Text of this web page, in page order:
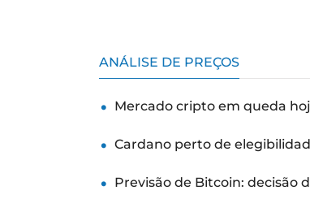
ANÁLISE DE PREÇOS
Mercado cripto em queda
Cardano perto de
Previsão de Bitcoin: decisão